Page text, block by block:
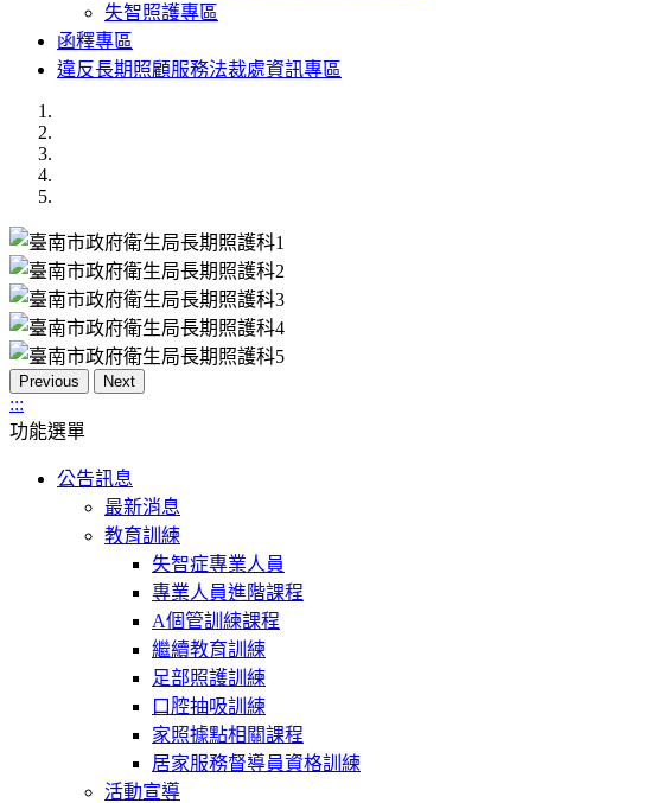
失智照護專區
函釋專區
違反長期照顧服務法裁處資訊專區
Previous Next
:::
功能選單
公告訊息
最新消息
教育訓練
失智症專業人員
專業人員進階課程
A個管訓練課程
繼續教育訓練
足部照護訓練
口腔抽吸訓練
家照據點相關課程
居家服務督導員資格訓練
活動宣導